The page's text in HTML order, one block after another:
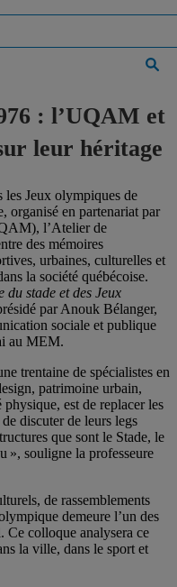
: l’UQAM et
leur héritage
les Jeux olympiques de
organisé en partenariat par
l’Atelier de
des mémoires
urbaines, culturelles et
la société québécoise.
du stade et des Jeux
par Anouk Bélanger,
sociale et publique
au MEM.
trentaine de spécialistes en
patrimoine urbain,
est de replacer les
discuter de leurs legs
que sont le Stade, le
», souligne la professeure
de rassemblements
demeure l’un des
Ce colloque analysera ce
la ville, dans le sport et